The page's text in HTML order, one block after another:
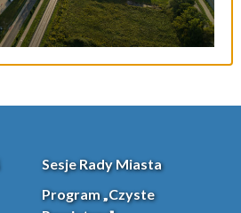
Sesje Rady Miasta
Program „Czyste